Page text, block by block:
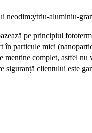
neodim:ytriu-aluminiu-
pe principiul
în particule mici
menține complet, astfel
siguranță clientului este